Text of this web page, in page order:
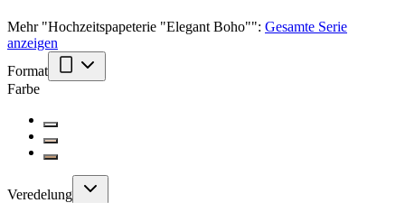
Mehr"Hochzeitspapeterie "Elegant Boho"": Gesamte Serie
anzeigen
Format
Farbe
Veredelung